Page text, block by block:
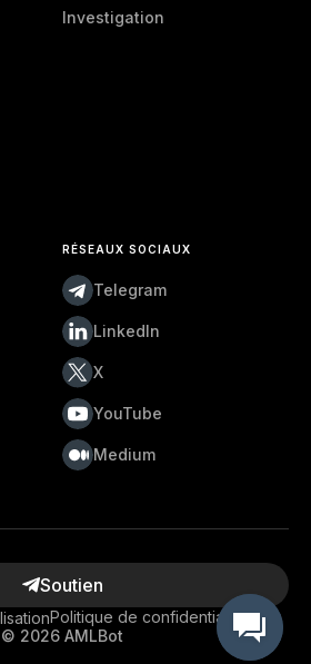
Investigation
RÉSEAUX SOCIAUX
Telegram
LinkedIn
X
YouTube
Medium
© 2026 AMLBot
Soutien
Politique de confidentialité